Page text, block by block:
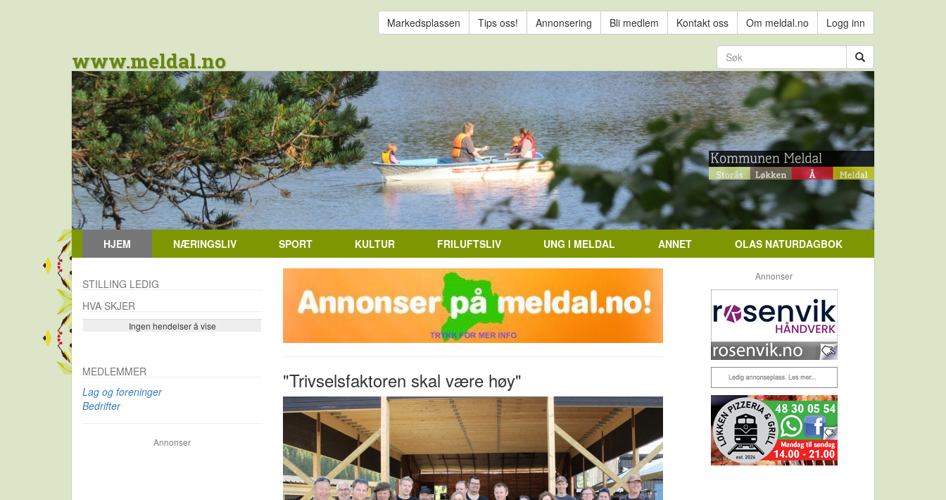
Markedsplassen Tips oss! Annonsering Bli medlem Kontakt oss Om meldal.no Logg inn
www.meldal.no
HJEM NÆRINGSLIV SPORT KULTUR FRILUFTSLIV UNG I MELDAL ANNET OLAS NATURDAGBOK
"Trivselsfaktoren skal være høy"
STILLING LEDIG
HVA SKJER
Ingen hendelser å vise
Se flere…
MEDLEMMER
Lag og foreninger
Bedrifter
Annonser
Annonser